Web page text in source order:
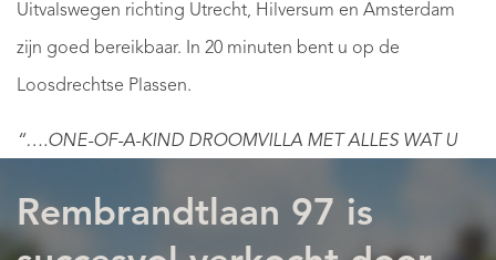
Uitvalswegen richting Utrecht, Hilversum en Amsterdam
zijn goed bereikbaar. In 20 minuten bent u op de
Loosdrechtse Plassen.
“….ONE-OF-A-KIND DROOMVILLA MET ALLES WAT U
Een op afstand bedienbare toegangspoort geeft toegang
Rembrandtlaan 97 is